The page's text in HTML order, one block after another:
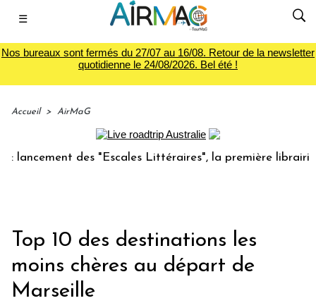
☰
Nos bureaux sont fermés du 27/07 au 16/08. Retour de la newsletter
quotidienne le 24/08/2026. Bel été !
Accueil > AirMaG
des "Escales Littéraires", la première librairie du
Top 10 des destinations les
moins chères au départ de
Marseille